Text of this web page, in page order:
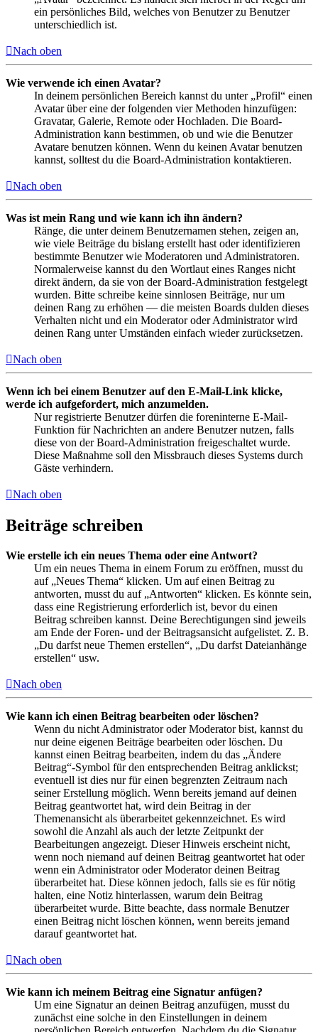
ein persönliches Bild, welches von Benutzer zu Benutzer
unterschiedlich ist.
Nach oben
Wie verwende ich einen Avatar?
In deinem persönlichen Bereich kannst du unter „Profil“ einen
Avatar über eine der folgenden vier Methoden hinzufügen:
Gravatar, Galerie, Remote oder Hochladen. Die Board-
Administration kann bestimmen, ob und wie die Benutzer
Avatare benutzen können. Wenn du keinen Avatar benutzen
kannst, solltest du die Board-Administration kontaktieren.
Nach oben
Was ist mein Rang und wie kann ich ihn ändern?
Ränge, die unter deinem Benutzernamen stehen, zeigen an,
wie viele Beiträge du bislang erstellt hast oder identifizieren
bestimmte Benutzer wie Moderatoren und Administratoren.
Normalerweise kannst du den Wortlaut eines Ranges nicht
direkt ändern, da sie von der Board-Administration festgelegt
wurden. Bitte schreibe keine sinnlosen Beiträge, nur um
deinen Rang zu erhöhen — die meisten Boards dulden dieses
Verhalten nicht und ein Moderator oder Administrator wird
deinen Rang unter Umständen einfach wieder zurücksetzen.
Nach oben
Wenn ich bei einem Benutzer auf den E-Mail-Link klicke,
werde ich aufgefordert, mich anzumelden.
Nur registrierte Benutzer dürfen die foreninterne E-Mail-
Funktion für Nachrichten an andere Benutzer nutzen, falls
diese von der Board-Administration freigeschaltet wurde.
Diese Maßnahme soll den Missbrauch dieses Systems durch
Gäste verhindern.
Nach oben
Beiträge schreiben
Wie erstelle ich ein neues Thema oder eine Antwort?
Um ein neues Thema in einem Forum zu eröffnen, musst du
auf „Neues Thema“ klicken. Um auf einen Beitrag zu
antworten, musst du auf „Antworten“ klicken. Es könnte sein,
dass eine Registrierung erforderlich ist, bevor du einen
Beitrag schreiben kannst. Deine Berechtigungen sind jeweils
am Ende der Foren- und der Beitragsansicht aufgelistet. Z. B.
„Du darfst neue Themen erstellen“, „Du darfst Dateianhänge
erstellen“ usw.
Nach oben
Wie kann ich einen Beitrag bearbeiten oder löschen?
Wenn du nicht Administrator oder Moderator bist, kannst du
nur deine eigenen Beiträge bearbeiten oder löschen. Du
kannst einen Beitrag bearbeiten, indem du das „Ändere
Beitrag“-Symbol für den entsprechenden Beitrag anklickst;
eventuell ist dies nur für einen begrenzten Zeitraum nach
seiner Erstellung möglich. Wenn bereits jemand auf deinen
Beitrag geantwortet hat, wird dein Beitrag in der
Themenansicht als überarbeitet gekennzeichnet. Es wird
sowohl die Anzahl als auch der letzte Zeitpunkt der
Bearbeitungen angezeigt. Dieser Hinweis erscheint nicht,
wenn noch niemand auf deinen Beitrag geantwortet hat oder
wenn ein Administrator oder Moderator deinen Beitrag
überarbeitet hat. Diese können jedoch, falls sie es für nötig
halten, eine Notiz hinterlassen, warum dein Beitrag
überarbeitet wurde. Bitte beachte, dass normale Benutzer
einen Beitrag nicht löschen können, wenn bereits jemand
darauf geantwortet hat.
Nach oben
Wie kann ich meinem Beitrag eine Signatur anfügen?
Um eine Signatur an deinen Beitrag anzufügen, musst du
zunächst eine solche in den Einstellungen in deinem